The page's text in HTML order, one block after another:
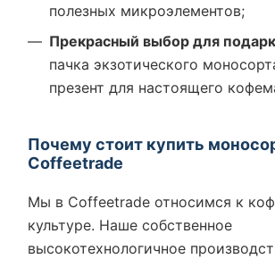
полезных микроэлементов;
Прекрасный выбор для
пачка экзотического
презент для настоящего
Почему стоит купить
Coffeetrade
Мы в Coffeetrade относимся к
культуре. Наше собственное
высокотехнологичное